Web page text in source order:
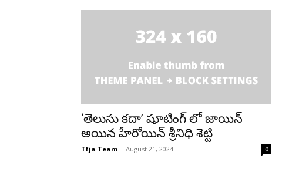
‘తెలుసు కదా’ షూటింగ్ లో జాయిన్
అయిన హీరోయిన్ శ్రీనిధి శెట్టి
Tfja Team - August 21, 2024 0